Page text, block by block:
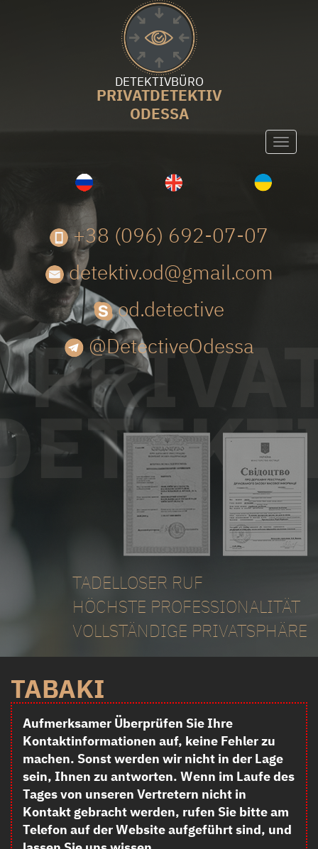
DETEKTIVBÜRO
PRIVATDETEKTIV
ODESSA
Toggle
+38 (096) 692-07-07
detektiv.od@gmail.com
od.detective
@DetectiveOdessa
TADELLOSER RUF
HÖCHSTE PROFESSIONALITÄT
VOLLSTÄNDIGE PRIVATSPHÄRE
TABAKI
Aufmerksamer Überprüfen Sie Ihre
Kontaktinformationen auf, keine Fehler zu
machen. Sonst werden wir nicht in der Lage
sein, Ihnen zu antworten. Wenn im Laufe des
Tages von unseren Vertretern nicht in
Kontakt gebracht werden, rufen Sie bitte am
Telefon auf der Website aufgeführt sind, und